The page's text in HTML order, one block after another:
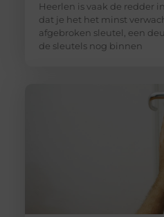
Heerlen is vaak de redder
dat je het het minst
afgebroken sleutel, een
de sleutels nog binnen